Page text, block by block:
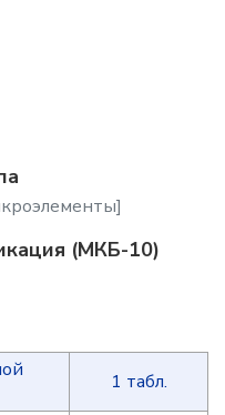
(МКБ-10)
1 табл.